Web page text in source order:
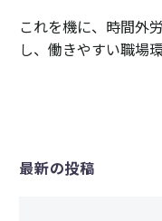
これを機に、時間外
し、働きやすい職場
最新の投稿